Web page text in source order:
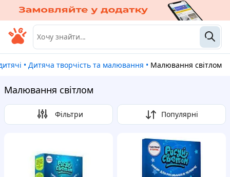
• Дитяча творчість та малювання • Малювання світлом
Малювання світлом
Фільтри Популярні